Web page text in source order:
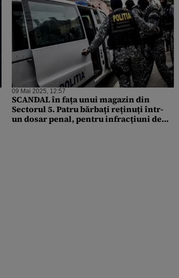
09 Mai 2025, 12:57
SCANDAL în fața unui magazin din
Sectorul 5. Patru bărbați reținuți într-
un dosar penal, pentru infracțiuni de